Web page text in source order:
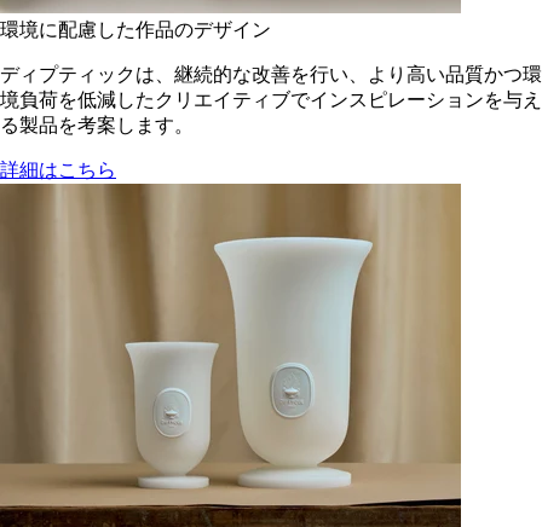
環境に配慮した作品のデザイン
ディプティックは、継続的な改善を行い、より高い品質かつ環
境負荷を低減した​クリエイティブでインスピレーションを与え
る製品を考案します。
詳細はこちら